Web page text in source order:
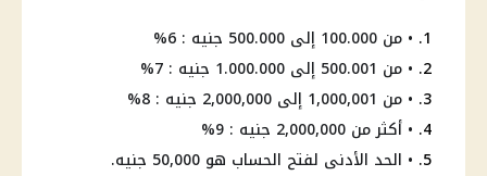
• من 100.000 إلى 500.000 جنيه : 6%
• من 500.001 إلى 1.000.000 جنيه : 7%
• من 1,000,001 إلى 2,000,000 جنيه : 8%
• أكثر من 2,000,000 جنيه : 9%
• الحد الأدنى لفتح الحساب هو 50,000 جنيه.